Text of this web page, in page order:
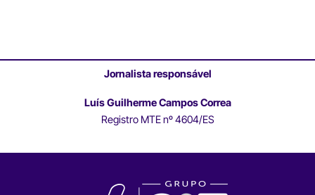
Jornalista responsável
Luís Guilherme Campos Correa
Registro MTE nº 4604/ES